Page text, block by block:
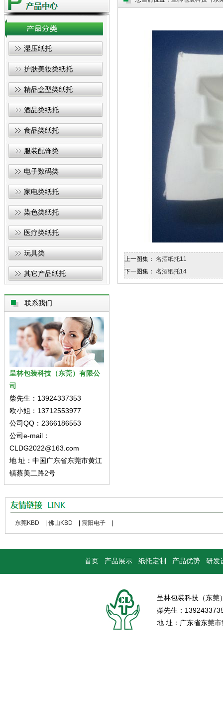
湿压纸托
护肤美妆类纸托
精品盒型类纸托
酒品类纸托
食品类纸托
服装配饰类
电子数码类
家电类纸托
染色类纸托
医疗类纸托
玩具类
其它产品纸托
联系我们
呈林包装科技（东莞）有限公
司
柴先生：13924337353
欧小姐：13712553977
公司QQ：2366186553
公司e-mail：
CLDG2022@163.com
地 址：中国广东省东莞市黄江
镇蔡美二路2号
上一图集： 名酒纸托11
下一图集： 名酒纸托14
东莞KBD 佛山KBD 震阳电子
首页 产品展示 纸托定制 产品优势 研发
呈林包装科技（东
柴先生：
地 址：广东省东莞